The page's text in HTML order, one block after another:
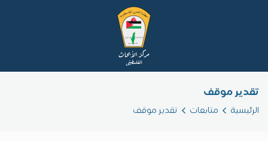
تقدير موقف
الرئيسية متابعات تقدير موقف